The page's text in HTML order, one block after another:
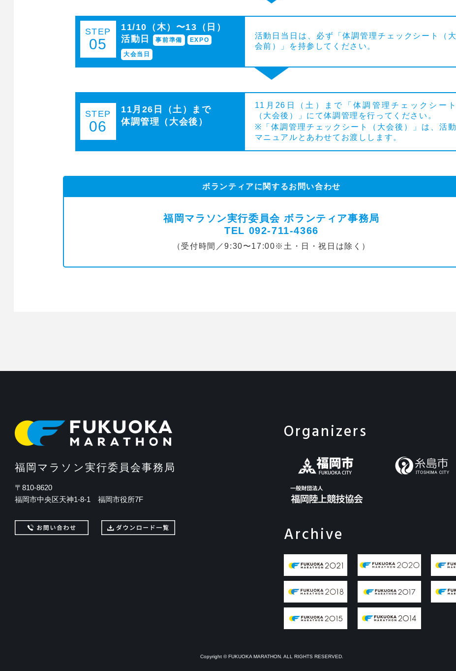
STEP
05
11/10（木）〜13（日）
活動日 事前準備 EXPO
大会当日
活動日当日は、必ず「体調管理チェックシート（大
会前）」を持参してください。
STEP
06
11月26日（土）まで
体調管理（大会後）
11月26日（土）まで「体調管理チェックシート
（大会後）」にて体調管理を行ってください。
※「体調管理チェックシート（大会後）」は、活動
マニュアルとあわせてお渡しします。
ボランティアに関するお問い合わせ
福岡マラソン実行委員会ボランティア事務局
TEL 092-711-4366
（受付時間／9:30〜17:00※土・日・祝日は除く）
福岡マラソン実行委員会事務局
〒810-8620
福岡市中央区天神1-8-1 福岡市役所7F
Organizers
Archive
Copyright © FUKUOKA MARATHON. ALL RIGHTS RESERVED.